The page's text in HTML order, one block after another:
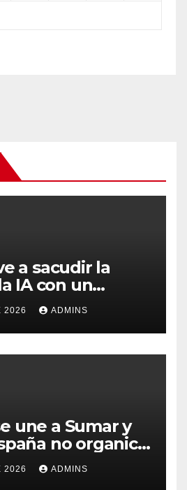
a sacudir la
IA con un
de trabajar
sin intervención
2026 ADMINS
une a Sumar y
no organice
con
«atentar
2026 ADMINS